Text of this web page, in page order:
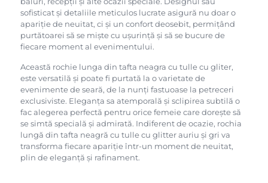
sofisticat și detaliile meticulos lucrate asigură nu doar o
apariție de neuitat, ci și un confort deosebit, permițând
purtătoarei să se miște cu ușurință și să se bucure de
fiecare moment al evenimentului.
Această rochie lunga din tafta neagra cu tulle cu gliter,
este versatilă și poate fi purtată la o varietate de
evenimente de seară, de la nunți fastuoase la petreceri
exclusiviste. Eleganța sa atemporală și sclipirea subtilă o
fac alegerea perfectă pentru orice femeie care dorește să
se simtă specială și admirată. Indiferent de ocazie, rochia
lungă din tafta neagră cu tulle cu glitter auriu și gri va
transforma fiecare apariție într-un moment de neuitat,
plin de eleganță și rafinament.